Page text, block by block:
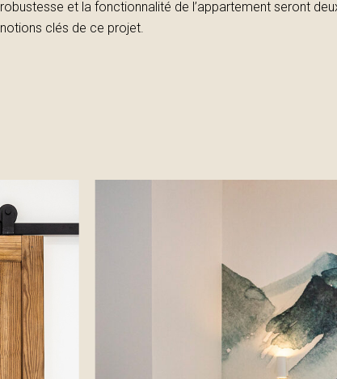
robustesse et la fonctionnalité de l’appartement seront
notions clés de ce projet.